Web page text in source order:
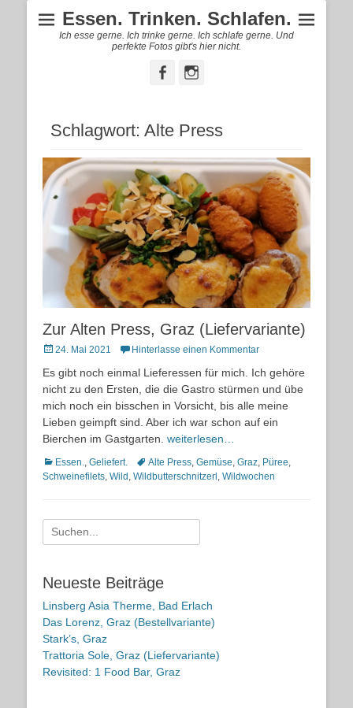
Essen. Trinken. Schlafen.
Ich esse gerne. Ich trinke gerne. Ich schlafe gerne. Und
perfekte Fotos gibt's hier nicht.
FacebookInstagram
Schlagwort: Alte Press
Zur Alten Press, Graz (Liefervariante)
Posted24. Mai 2021 Hinterlasse einen Kommentar
Es gibt noch einmal Lieferessen für mich. Ich gehöre
nicht zu den Ersten, die die Gastro stürmen und übe
mich noch ein bisschen in Vorsicht, bis alle meine
Lieben geimpft sind. Aber ich war schon auf ein
Bierchen im Gastgarten. weiterlesen…
Kategorien
Essen., Geliefert. Schlagworte
Alte Press, Gemüse, Graz, Püree,
Schweinefilets, Wild , Wildbutterschnitzerl , Wildwochen
Suche
nach:
Neueste Beiträge
Linsberg Asia Therme, Bad Erlach
Das Lorenz, Graz (Bestellvariante)
Stark’s, Graz
Trattoria Sole, Graz (Liefervariante)
Revisited: 1 Food Bar, Graz